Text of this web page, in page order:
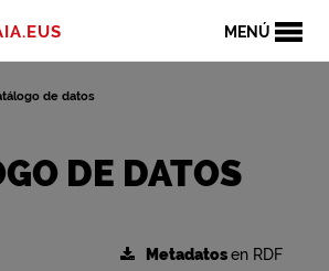
MENÚ
de datos
DE DATOS
Metadatosen RDF